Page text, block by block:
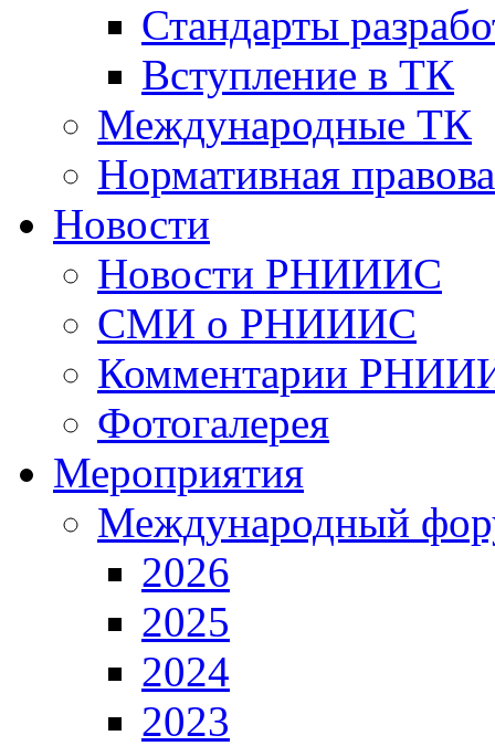
Стандарты
Вступление в ТК
Международные ТК
Нормативная
Новости
Новости РНИИИС
СМИ о РНИИИС
Комментарии
Фотогалерея
Мероприятия
Международный
2026
2025
2024
2023